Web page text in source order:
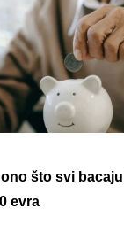
što svi
evra